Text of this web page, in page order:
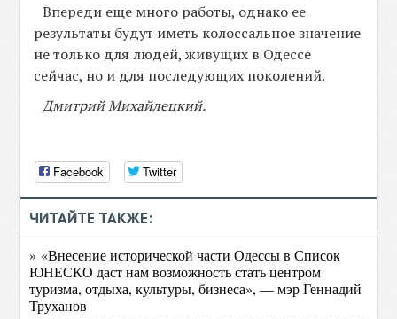
Впереди еще много работы, однако ее
результаты будут иметь колоссальное значение
не только для людей, живущих в Одессе
сейчас, но и для последующих поколений.
Дмитрий Михайлецкий.
Facebook Twitter
ЧИТАЙТЕ ТАКЖЕ:
» «Внесение исторической части Одессы в Список
ЮНЕСКО даст нам возможность стать центром
туризма, отдыха, культуры, бизнеса», — мэр Геннадий
Труханов